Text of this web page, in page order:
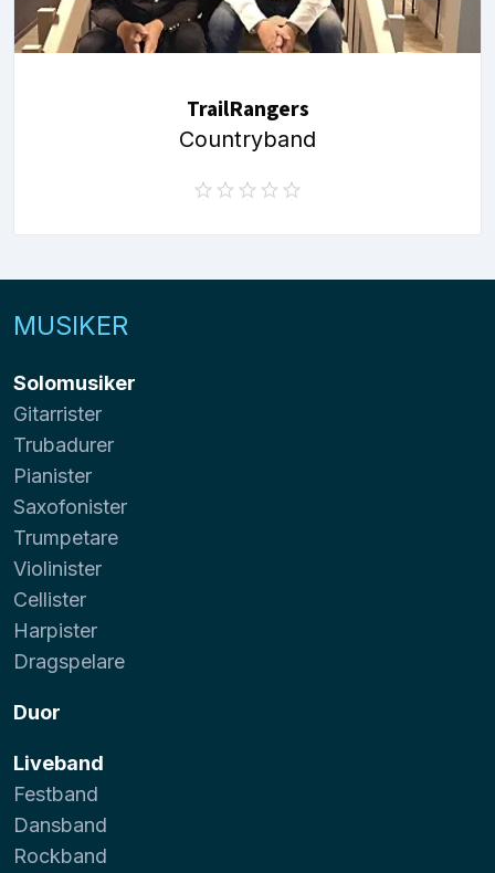
TrailRangers
Countryband
MUSIKER
Solomusiker
Gitarrister
Trubadurer
Pianister
Saxofonister
Trumpetare
Violinister
Cellister
Harpister
Dragspelare
Duor
Liveband
Festband
Dansband
Rockband